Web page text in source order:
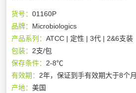
货号：01160P
品牌： Microbiologics
产品系列：ATCC | 定性 | 3代 | 2&6支装
包装： 2支/包
保存条件： 2-8℃
有效期： 2年，保证到手有效期大于8个月
产地：美国